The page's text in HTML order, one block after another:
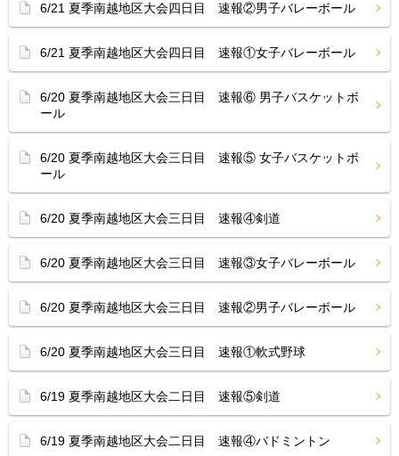
6/21 夏季南越地区大会四日目 速報②男子バレーボール
6/21 夏季南越地区大会四日目 速報①女子バレーボール
6/20 夏季南越地区大会三日目 速報⑥ 男子バスケットボ
ール
6/20 夏季南越地区大会三日目 速報⑤ 女子バスケットボ
ール
6/20 夏季南越地区大会三日目 速報④剣道
6/20 夏季南越地区大会三日目 速報③女子バレーボール
6/20 夏季南越地区大会三日目 速報②男子バレーボール
6/20 夏季南越地区大会三日目 速報①軟式野球
6/19 夏季南越地区大会二日目 速報⑤剣道
6/19 夏季南越地区大会二日目 速報④バドミントン